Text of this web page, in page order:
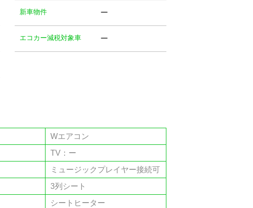
新車物件 ー
エコカー減税対象車 ー
Wエアコン
TV：ー
ミュージックプレイヤー接続可
3列シート
シートヒーター